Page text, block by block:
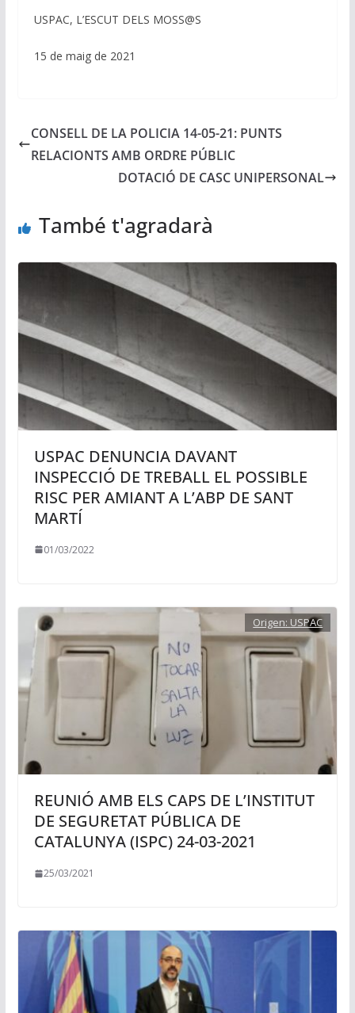
USPAC, L’ESCUT DELS MOSS@S
15 de maig de 2021
CONSELL DE LA POLICIA 14-05-21: PUNTS
RELACIONTS AMB ORDRE PÚBLIC
DOTACIÓ DE CASC UNIPERSONAL
També t'agradarà
USPAC DENUNCIA DAVANT
INSPECCIÓ DE TREBALL EL POSSIBLE
RISC PER AMIANT A L’ABP DE SANT
MARTÍ
01/03/2022
Origen: USPAC
REUNIÓ AMB ELS CAPS DE L’INSTITUT
DE SEGURETAT PÚBLICA DE
CATALUNYA (ISPC) 24-03-2021
25/03/2021